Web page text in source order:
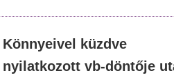
Könnyeivel küzdve
nyilatkozott vb-döntője